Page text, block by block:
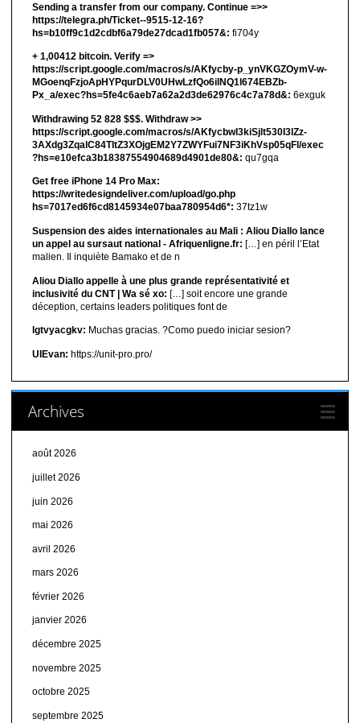
Sending a transfer from our company. Continue =>>
https://telegra.ph/Ticket--9515-12-16?
hs=b10ff9c1d2cdbf6a79de27dcad1fb057&: fi704y
+ 1,00412 bitсоin. Verify =>
https://script.google.com/macros/s/AKfycby-p_ynVKGZOymV-w-
MGoenqFzjoApHYPqurDLV0UHwLzfQo6ilNQ1l674EBZb-
Px_a/exec?hs=5fe4c6aeb7a62a2d3de62976c4c7a78d&: 6exguk
Withdrawing 52 828 $$$. Withdrаw >>
https://script.google.com/macros/s/AKfycbwl3kiSjlt530I3lZz-
3AXdg3ZqalC84TltZ3XOjgEM2Y7ZWYFui7NF3iKhVsp05qFl/exec
?hs=e10efca3b18387554904689d4901de80&: qu7gqa
Get free iPhone 14 Pro Max:
https://writedesigndeliver.com/upload/go.php
hs=7017ed6f6cd8145934e07baa780954d6*: 37tz1w
Suspension des aides internationales au Mali : Aliou Diallo lance
un appel au sursaut national - Afriquenligne.fr: […] en péril l’Etat
malien. Il inquiète Bamako et de n
Aliou Diallo appelle à une plus grande représentativité et
inclusivité du CNT | Wa sé xo: […] soit encore une grande
déception, certains leaders politiques font de
lgtvyacgkv: Muchas gracias. ?Como puedo iniciar sesion?
UIEvan: https://unit-pro.pro/
Archives
août 2026
juillet 2026
juin 2026
mai 2026
avril 2026
mars 2026
février 2026
janvier 2026
décembre 2025
novembre 2025
octobre 2025
septembre 2025